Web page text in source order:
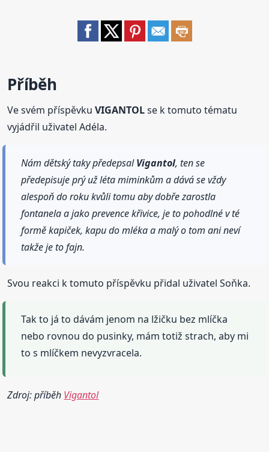
Příběh
Ve svém příspěvkuVIGANTOLse k tomuto tématu
vyjádřil uživatel Adéla.
Nám dětský taky předepsalVigantol, ten se
předepisuje prý už léta miminkům a dává se vždy
alespoň do roku kvůli tomu aby dobře zarostla
fontanela a jako prevence křivice, je to pohodlné v té
formě kapiček, kapu do mléka a malý o tom ani neví
takže je to fajn.
Svou reakci k tomuto příspěvku přidal uživatel Soňka.
Tak to já to dávám jenom na lžičku bez mlíčka
nebo rovnou do pusinky, mám totiž strach, aby mi
to s mlíčkem nevyzvracela.
Zdroj: příběh Vigantol